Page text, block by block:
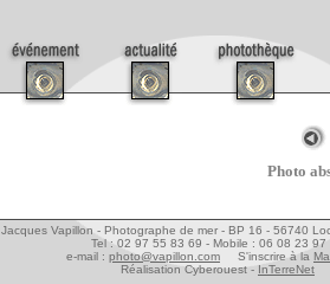
Photo
Jacques Vapillon - Photographe de mer - BP 16 - 56740
Tel : 02 97 55 83 69 - Mobile : 06 08 23 97
e-mail : photo@vapillon.com S'inscrire à la
Réalisation Cyberouest - InTerreNet